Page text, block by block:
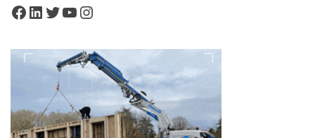
Facebook
LinkedIn
Twitter
YouTube
Instagram